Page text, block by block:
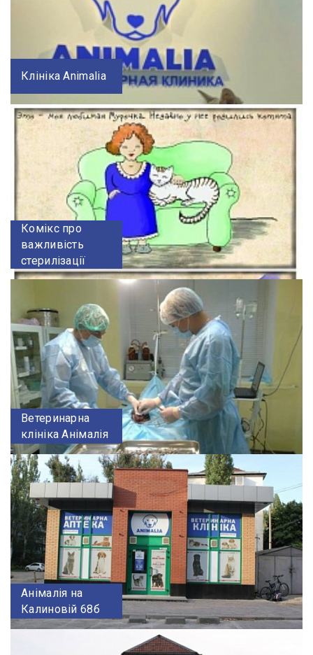
Клініка Animalia
Комікс про
важливість
стерилізації
Ветеринарна
клініка Анімалія
Анімалія на
Калиновій 68б